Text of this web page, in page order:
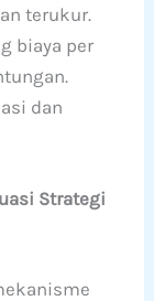
terukur.
biaya per
dan
Strategi